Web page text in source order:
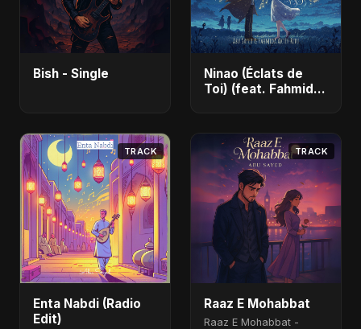
Bish - Single
Ninao (Éclats de
Toi) (feat. Fahmida
TRACK
Enta Nabdi (Radio
Edit)
TRACK
Raaz E Mohabbat
Raaz E Mohabbat -